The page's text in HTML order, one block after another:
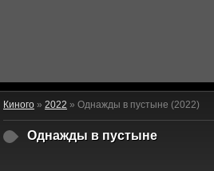
Киного » 2022 » Однажды в пустыне (2022)
Однажды в пустыне